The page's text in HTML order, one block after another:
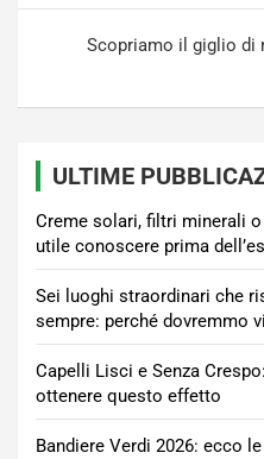
Scopriamo il giglio di
ULTIME
Creme solari, filtri minerali
utile conoscere prima
Sei luoghi straordinari che
sempre: perché dovremmo
Capelli Lisci e Senza
ottenere questo effetto
Bandiere Verdi 2026: ecco